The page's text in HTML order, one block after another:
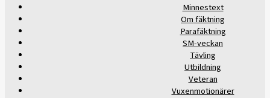
Minnestext
Om fäktning
Parafäktning
SM-veckan
Tävling
Utbildning
Veteran
Vuxenmotionärer